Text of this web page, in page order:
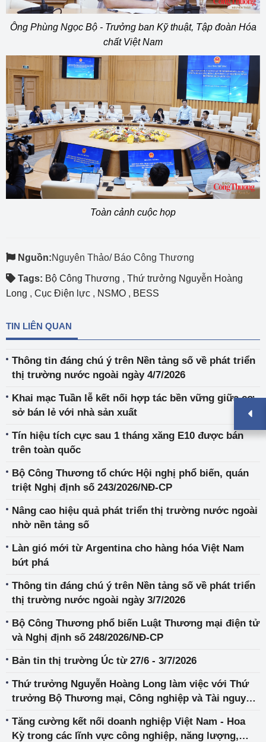
Ông Phùng Ngọc Bộ - Trưởng ban Kỹ thuật, Tập đoàn Hóa
chất Việt Nam
Toàn cảnh cuộc họp
Nguồn:Nguyên Thảo/ Báo Công Thương
Tags: Bộ Công Thương , Thứ trưởng Nguyễn Hoàng
Long , Cục Điện lực , NSMO , BESS
TIN LIÊN QUAN
Thông tin đáng chú ý trên Nền tảng số về phát triển
thị trường nước ngoài ngày 4/7/2026
Khai mạc Tuần lễ kết nối hợp tác bền vững giữa cơ
sở bán lẻ với nhà sản xuất
Tín hiệu tích cực sau 1 tháng xăng E10 được bán
trên toàn quốc
Bộ Công Thương tổ chức Hội nghị phổ biến, quán
triệt Nghị định số 243/2026/NĐ-CP
Nâng cao hiệu quả phát triển thị trường nước ngoài
nhờ nền tảng số
Làn gió mới từ Argentina cho hàng hóa Việt Nam
bứt phá
Thông tin đáng chú ý trên Nền tảng số về phát triển
thị trường nước ngoài ngày 3/7/2026
Bộ Công Thương phổ biến Luật Thương mại điện tử
và Nghị định số 248/2026/NĐ-CP
Bản tin thị trường Úc từ 27/6 - 3/7/2026
Thứ trưởng Nguyễn Hoàng Long làm việc với Thứ
trưởng Bộ Thương mại, Công nghiệp và Tài nguyên
Tăng cường kết nối doanh nghiệp Việt Nam - Hoa
Kỳ trong các lĩnh vực công nghiệp, năng lượng,